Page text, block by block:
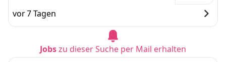
vor 7 Tagen
Jobszu dieser Suche per Mail erhalten